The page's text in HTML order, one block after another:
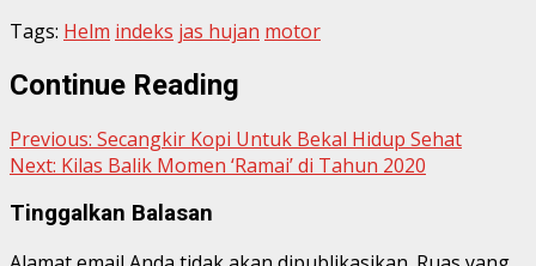
Tags: Helm indeks jas hujan motor
Continue Reading
Previous: Secangkir Kopi Untuk Bekal Hidup Sehat
Next: Kilas Balik Momen ‘Ramai’ di Tahun 2020
Tinggalkan Balasan